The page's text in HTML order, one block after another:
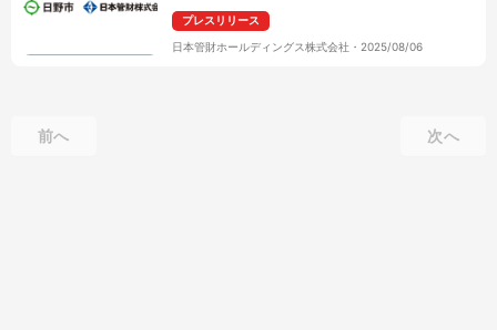
プレスリリース
日本管財ホールディングス株式会社 ・ 2025/08/06
前へ 次へ